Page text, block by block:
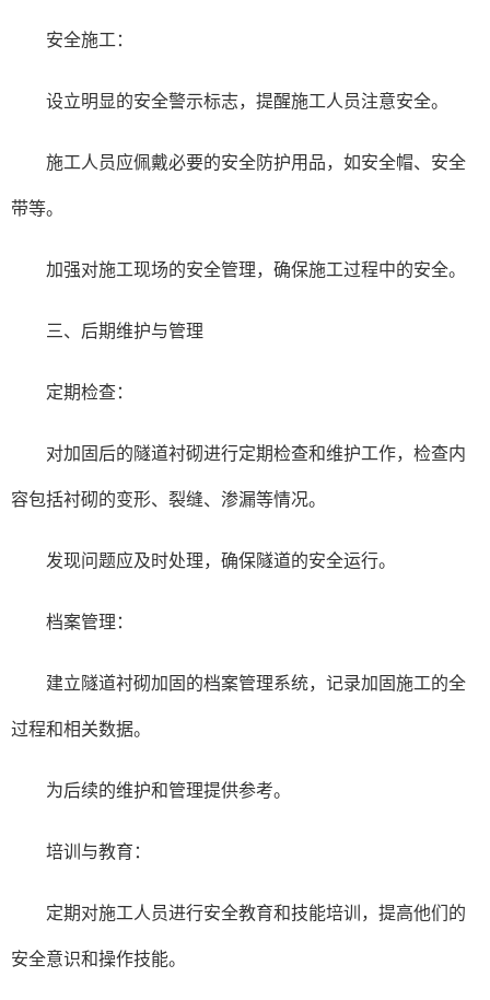
安全施工：
设立明显的安全警示标志，提醒施工人员注意安全。
施工人员应佩戴必要的安全防护用品，如安全帽、安全
带等。
加强对施工现场的安全管理，确保施工过程中的安全。
三、后期维护与管理
定期检查：
对加固后的隧道衬砌进行定期检查和维护工作，检查内
容包括衬砌的变形、裂缝、渗漏等情况。
发现问题应及时处理，确保隧道的安全运行。
档案管理：
建立隧道衬砌加固的档案管理系统，记录加固施工的全
过程和相关数据。
为后续的维护和管理提供参考。
培训与教育：
定期对施工人员进行安全教育和技能培训，提高他们的
安全意识和操作技能。